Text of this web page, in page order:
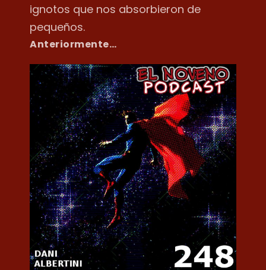
ignotos que nos absorbieron de
pequeños.
Anteriormente…